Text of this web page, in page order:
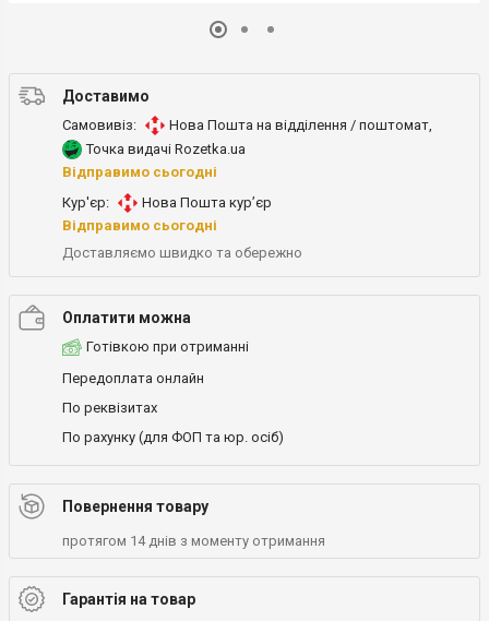
Доставимо
Самовивіз: Нова Пошта на відділення / поштомат,
Точка видачі Rozetka.ua
Відправимо сьогодні
Кур'єр:
Нова Пошта кур’єр
Відправимо сьогодні
Доставляємо швидко та обережно
Оплатити можна
Готівкою при отриманні
Передоплата онлайн
По реквізитах
По рахунку (для ФОП та юр. осіб)
Повернення товару
протягом 14 днів з моменту отримання
Гарантія на товар